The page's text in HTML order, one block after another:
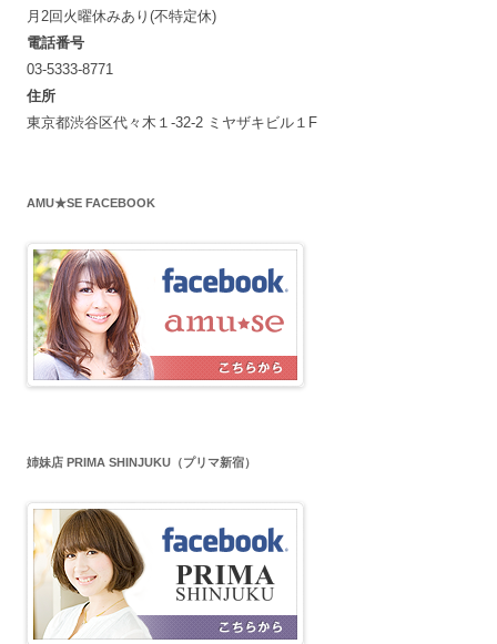
月2回火曜休みあり(不特定休)
電話番号
03-5333-8771
住所
東京都渋谷区代々木１-32-2 ミヤザキビル１F
AMU★SE FACEBOOK
姉妹店 PRIMA SHINJUKU（プリマ新宿）